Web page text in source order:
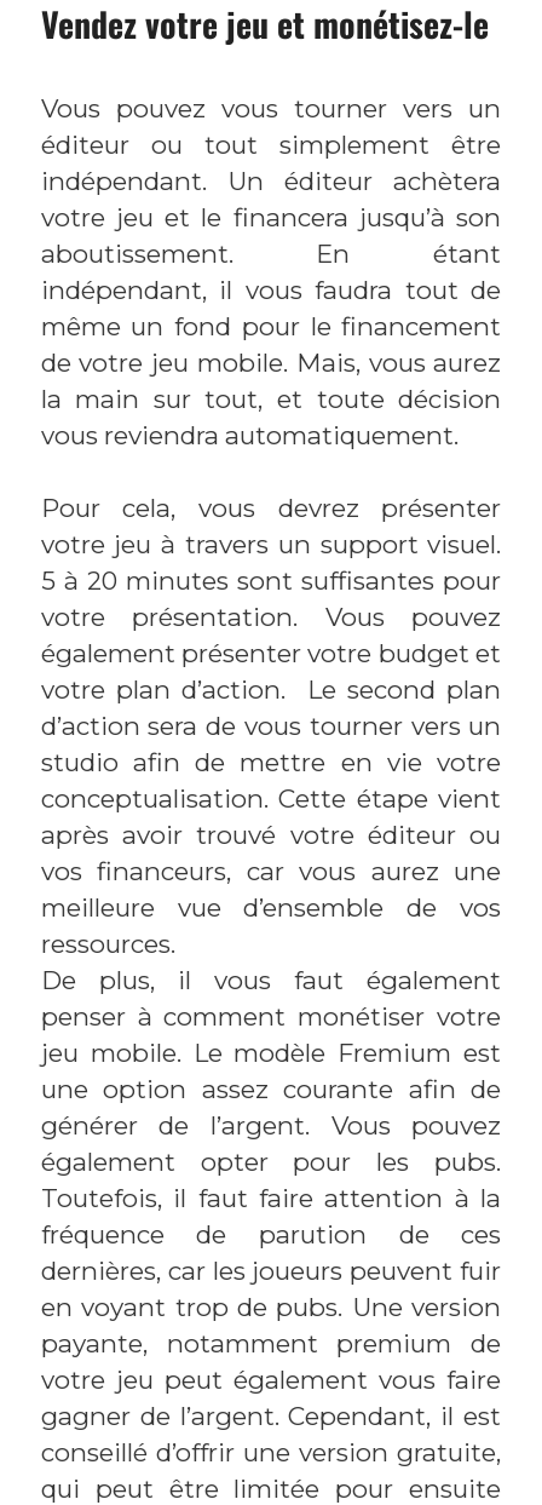
Vendez votre jeu et monétisez-le
Vous pouvez vous tourner vers un
éditeur ou tout simplement être
indépendant. Un éditeur achètera
votre jeu et le financera jusqu’à son
aboutissement. En étant
indépendant, il vous faudra tout de
même un fond pour le financement
de votre jeu mobile. Mais, vous aurez
la main sur tout, et toute décision
vous reviendra automatiquement.
Pour cela, vous devrez présenter
votre jeu à travers un support visuel.
5 à 20 minutes sont suffisantes pour
votre présentation. Vous pouvez
également présenter votre budget et
votre plan d’action. Le second plan
d’action sera de vous tourner vers un
studio afin de mettre en vie votre
conceptualisation. Cette étape vient
après avoir trouvé votre éditeur ou
vos financeurs, car vous aurez une
meilleure vue d’ensemble de vos
ressources.
De plus, il vous faut également
penser à comment monétiser votre
jeu mobile. Le modèle Fremium est
une option assez courante afin de
générer de l’argent. Vous pouvez
également opter pour les pubs.
Toutefois, il faut faire attention à la
fréquence de parution de ces
dernières, car les joueurs peuvent fuir
en voyant trop de pubs. Une version
payante, notamment premium de
votre jeu peut également vous faire
gagner de l’argent. Cependant, il est
conseillé d’offrir une version gratuite,
qui peut être limitée pour ensuite